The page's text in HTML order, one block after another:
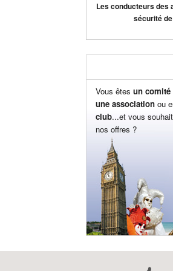
Les conducteurs des
sécurité
Vous êtes un comité
une association ou
club...et vous
nos offres ?